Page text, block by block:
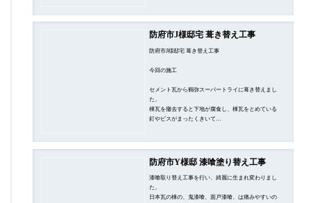
防府市J様邸宅 葺き替え工事
防府市J様邸宅 葺き替え工事
今回の施工
セメント瓦から鶴弥スーパートライに葺き替えまし
た。
棟瓦を撤去すると下地が腐食し、棟瓦をとめている
釘やビスがまったくきいて…
防府市Y様邸 漆喰塗り替え工事
漆喰取り替え工事を行い、綺麗に生まれ変わりまし
た。
日本瓦の棟の、鬼漆喰、面戸漆喰、は痛みやすいの